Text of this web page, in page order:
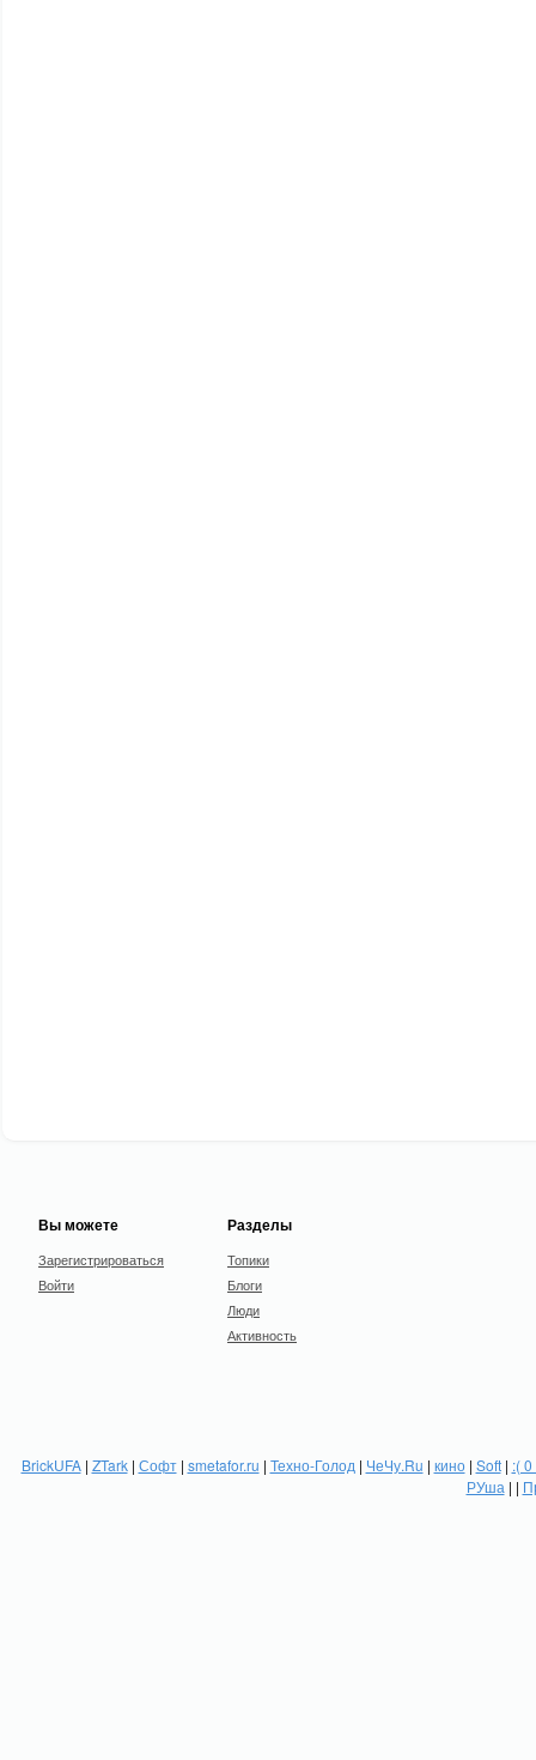
Вы можете
Зарегистрироваться
Войти
Разделы
Топики
Блоги
Люди
Активность
BrickUFA| ZTark| Софт| smetafor.ru | Техно-Голод | ЧеЧу.Ru | кино| Soft| :(
РУша | |